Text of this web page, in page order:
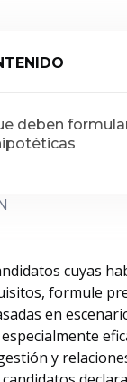
deben
cuyas
formule
en
y